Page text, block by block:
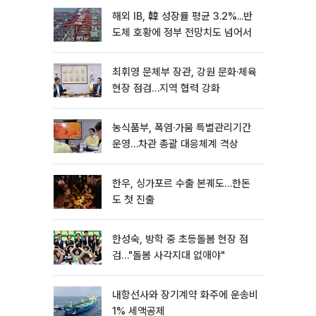
해외 IB, 韓 성장률 평균 3.2%...반
도체 호황에 정부 전망치도 넘어서
최휘영 문체부 장관, 강원 문화·체육
현장 점검…지역 협력 강화
농식품부, 폭염·가뭄 특별관리기간
운영…차관 총괄 대응체계 격상
한우, 싱가포르 수출 본궤도…한돈
도 첫 진출
한성숙, 방학 중 초등돌봄 현장 점
검…"돌봄 사각지대 없애야"
내항선사와 장기계약 화주에 운송비
1% 세액공제